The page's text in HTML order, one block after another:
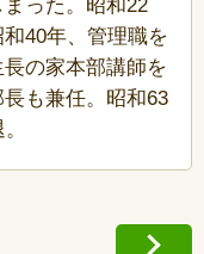
った。昭和22
40年、管理職を
の家本部講師を
も兼任。昭和63